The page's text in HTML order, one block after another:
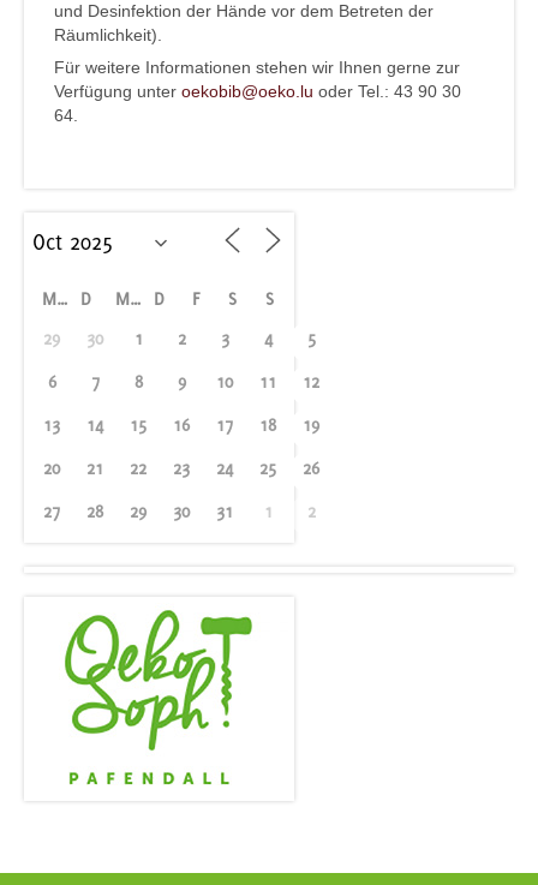
und Desinfektion der Hände vor dem Betreten der
Räumlichkeit).
Für weitere Informationen stehen wir Ihnen gerne zur
Verfügung unter oekobib@oeko.lu oder Tel.: 43 90 30
64.
M D M D F S
S
29
30 1 2 3 4 5
6 7 8 9 10 11 12
13 14 15 16 17 18 19
20 21 22 23 24 25 26
27 28 29 30 31 1 2